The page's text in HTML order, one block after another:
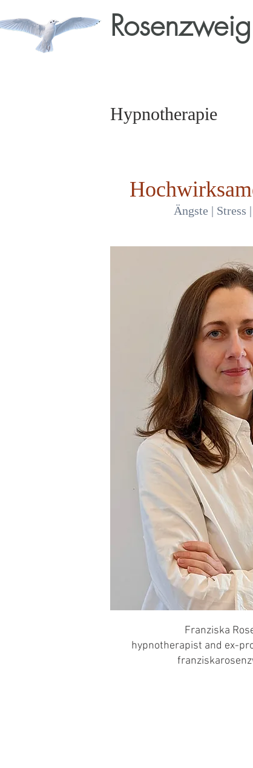
Rosenzweig
Hypnotherapie
Ängste |
Franziska
hypnotherapist and ex-